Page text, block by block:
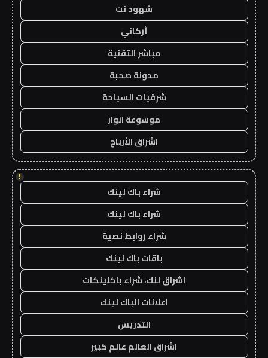
شهود نت
أركاني
مباشر التقنية
مدونة صحبة
شرقيات السياحة
موسوعة انوار
اشراق الأرباح
!
شراء باك لينك
شراء باك لينك
شراء روابط نصية
باقات باك لينك
اشراق لنك، شراء باكلينكات
اعلانات الباك لينك
التدريس
اشراق العالم عالم كبير